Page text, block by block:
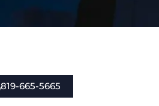
819-665-5665